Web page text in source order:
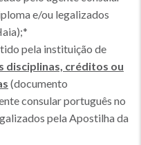
e/ou legalizados
pela instituição de
disciplinas, créditos ou
(documento
consular português no
pela Apostilha da